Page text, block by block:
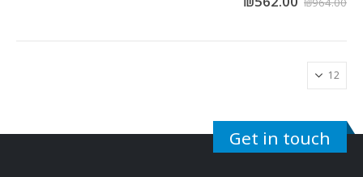
Get in touch